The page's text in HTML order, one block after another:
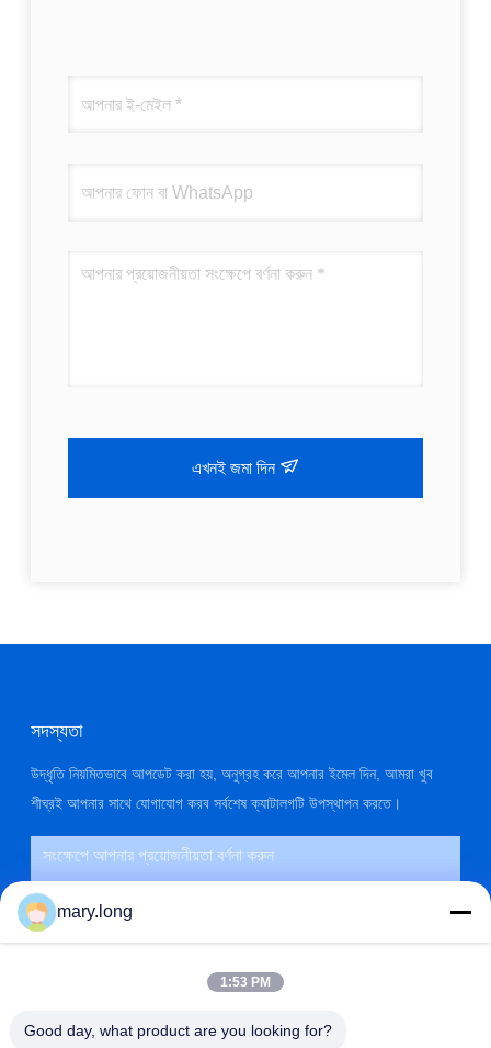
এখনই জমা দিন
সদস্যতা
উদ্ধৃতি নিয়মিতভাবে আপডেট করা হয়, অনুগ্রহ করে আপনার ইমেল দিন, আমরা খুব
শীঘ্রই আপনার সাথে যোগাযোগ করব সর্বশেষ ক্যাটালগটি উপস্থাপন করতে।
mary.long
1:53 PM
Good day, what product are you looking for?